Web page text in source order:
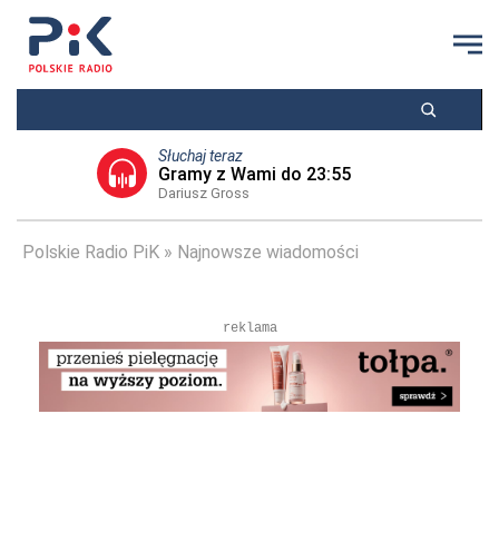
Słuchaj teraz
Gramy z Wami do 23:55
Dariusz Gross
Polskie Radio PiK Najnowsze wiadomości
reklama